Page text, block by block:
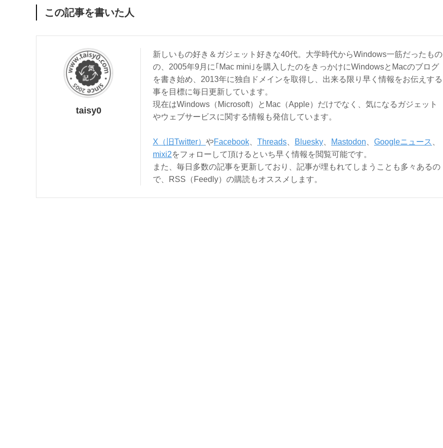
この記事を書いた人
taisy0
新しいもの好き＆ガジェット好きな40代。大学時代からWindows一筋だったもの
の、2005年9月に｢Mac mini｣を購入したのをきっかけにWindowsとMacのブログ
を書き始め、2013年に独自ドメインを取得し、出来る限り早く情報をお伝えする
事を目標に毎日更新しています。
現在はWindows（Microsoft）とMac（Apple）だけでなく、気になるガジェット
やウェブサービスに関する情報も発信しています。
X（旧Twitter） やFacebook Threads Bluesky Mastodon Googleニュース
mixi2をフォローして頂けるといち早く情報を閲覧可能です。
また、毎日多数の記事を更新しており、記事が埋もれてしまうことも多々あるの
で、RSS（Feedly）の購読もオススメします。